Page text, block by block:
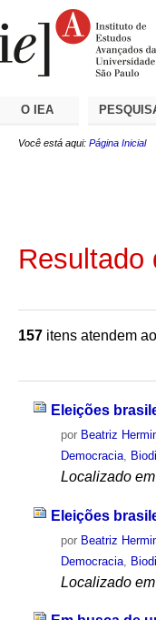
O IEA
Você está aqui: Página Inicial
Resultado
157 itens atendem
Eleições
por Beatriz
Democracia
Localizado em
Eleições
por Beatriz
Democracia
Localizado em